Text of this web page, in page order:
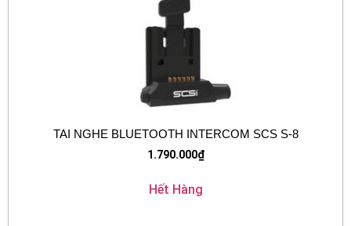
TAI NGHE BLUETOOTH INTERCOM SCS S-8
1.790.000₫
Hết Hàng